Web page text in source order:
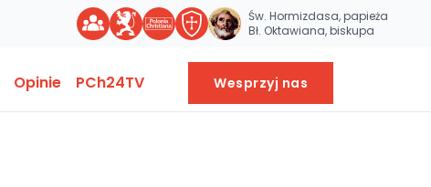
Św. Hormizdasa, papieża
Bł. Oktawiana, biskupa
Opinie PCh24TV Wesprzyj nas